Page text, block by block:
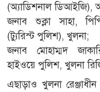
(অ্যাডিশনাল
জনাব শুক্লা সাহা,
(ট্যুরিস্ট পুলিশ), খুলনা;
জনাব মোহাম্মদ
হাইওয়ে পুলিশ, খুলনা
এছাড়াও খুলনা